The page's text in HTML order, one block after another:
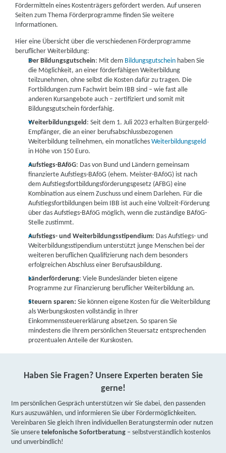
vorausgesetzt.
3. Alternativer Zugang:
Fachwirt möglich sein, wenn ausreichend Berufserfahrung in
einem relevanten Bereich nachgewiesen werden kann. Dies wird
individuell geprüft und kann je nach Bildungsträger
unterschiedlich gehandhabt werden.
4. Motivation und Weiterbildungsinteresse:Ein starkes
Interesse an der Weiterbildung und die Bereitschaft, sich intensiv
mit den Lerninhalten auseinanderzusetzen, sind ebenfalls
erfordert ein hohes Maß an Eigenmotivation und
Lernbereitschaft.
Fördermitteln eines Kostenträgers gefördert werden. Auf unseren
Seiten zum Thema Förderprogramme finden Sie weitere
Informationen.
Hier eine Übersicht über die verschiedenen Förderprogramme
beruflicher Weiterbildung:
Der Bildungsgutschein: Mit dem Bildungsgutschein haben Sie
die Möglichkeit, an einer förderfähigen Weiterbildung
teilzunehmen, ohne selbst die Kosten dafür zu tragen. Die
Fortbildungen zum Fachwirt beim IBB sind – wie fast alle
anderen Kursangebote auch – zertifiziert und somit mit
Bildungsgutschein förderfähig.
Weiterbildungsgeld: Seit dem 1. Juli 2023 erhalten Bürgergeld-
Empfänger, die an einer berufsabschlussbezogenen
Weiterbildung teilnehmen, ein monatlichesWeiterbildungsgeld
in Höhe von 150 Euro.
Aufstiegs-BAföG: Das von Bund und Ländern gemeinsam
finanzierte Aufstiegs-BAföG (ehem. Meister-BAföG) ist nach
dem Aufstiegsfortbildungsförderungsgesetz (AFBG) eine
Kombination aus einem Zuschuss und einem Darlehen. Für die
Aufstiegsfortbildungen beim IBB ist auch eine Vollzeit-Förderung
über das Aufstiegs-BAföG möglich, wenn die zuständige BAföG-
Stelle zustimmt.
Aufstiegs- und Weiterbildungsstipendium: Das Aufstiegs- und
Weiterbildungsstipendium unterstützt junge Menschen bei der
weiteren beruflichen Qualifizierung nach dem besonders
erfolgreichen Abschluss einer Berufsausbildung.
Länderförderung: Viele Bundesländer bieten eigene
Programme zur Finanzierung beruflicher Weiterbildung an.
Steuern sparen: Sie können eigene Kosten für die Weiterbildung
als Werbungskosten vollständig in Ihrer
Einkommenssteuererklärung absetzen. So sparen Sie
mindestens die Ihrem persönlichen Steuersatz entsprechenden
prozentualen Anteile der Kurskosten.
Haben Sie Fragen? Unsere Experten beraten Sie
gerne!
Im persönlichen Gespräch unterstützen wir Sie dabei, den passenden
Kurs auszuwählen, und informieren Sie über Fördermöglichkeiten.
Vereinbaren Sie gleich Ihren individuellen Beratungstermin oder nutzen
Sie unseretelefonische Sofortberatung – selbstverständlich kostenlos
und unverbindlich!